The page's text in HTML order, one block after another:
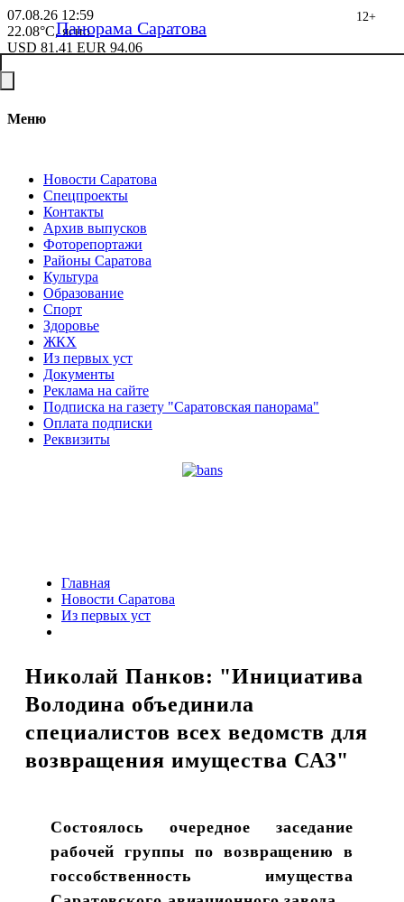
07.08.26 12:59
22.08°C, ясно
USD 81.41 EUR 94.06
Меню
Новости Саратова
Спецпроекты
Контакты
Архив выпусков
Фоторепортажи
Районы Саратова
Культура
Образование
Спорт
Здоровье
ЖКХ
Из пеpвых уст
Документы
Реклама на сайте
Подписка на газету "Саратовская панорама"
Оплата подписки
Реквизиты
Панорама Саратова
12+
Главная
Новости Саратова
Из пеpвых уст
Николай Панков: "Инициатива
Володина объединила
специалистов всех ведомств для
возвращения имущества САЗ"
Состоялось очередное заседание
рабочей группы по возвращению в
госсобственность имущества